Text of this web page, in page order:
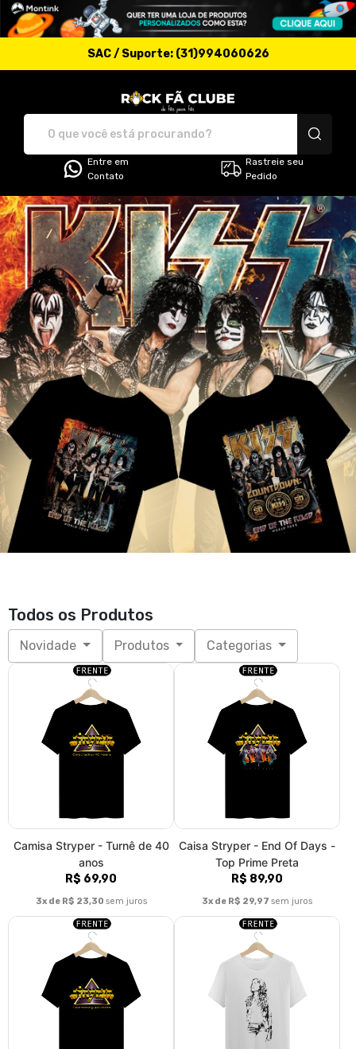
SAC / Suporte: (31)994060626
Entre em
Contato
Rastreie seu
Pedido
Todos os Produtos
Novidade Produtos Categorias
Camisa Stryper - Turnê de 40
anos
R$ 69,90
3x de R$ 23,30 sem juros
Caisa Stryper - End Of Days -
Top Prime Preta
R$ 89,90
3x de R$ 29,97 sem juros